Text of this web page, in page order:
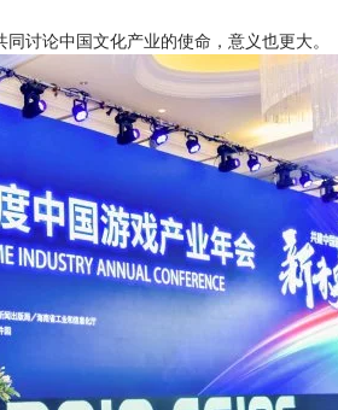
讨论中国文化产业的使命，意义也更大。